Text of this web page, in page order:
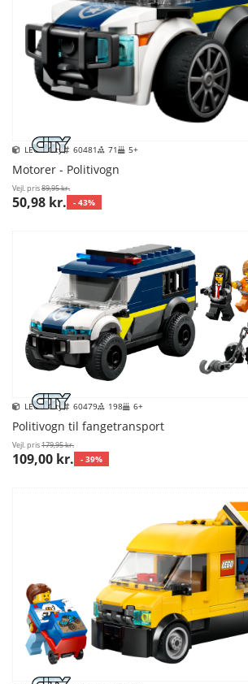
LEGO City 60481 71 5+
Motorer - Politivogn
Vejl. pris89,95 kr.
50,98 kr. - 43%
LEGO City 60479 198 6+
Politivogn til fangetransport
Vejl. pris179,95 kr.
109,00 kr. - 39%